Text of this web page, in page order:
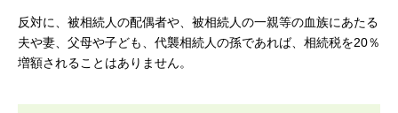
反対に、被相続人の配偶者や、被相続人の一親等の血族にあたる
夫や妻、父母や子ども、代襲相続人の孫であれば、相続税を20％
増額されることはありません。